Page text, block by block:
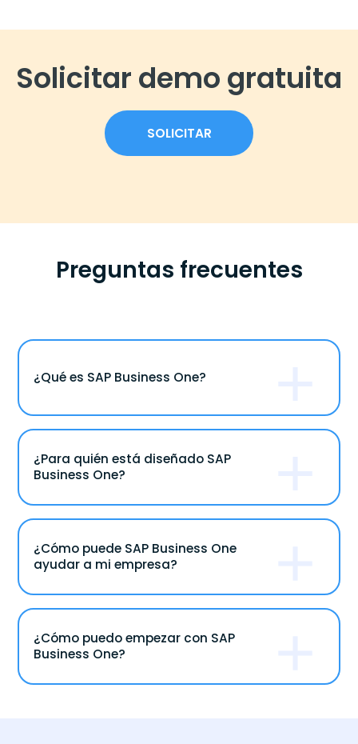
Solicitar demo gratuita
SOLICITAR
Preguntas frecuentes
¿Qué es SAP Business One?
¿Para quién está diseñado SAP
Business One?
¿Cómo puede SAP Business One
ayudar a mi empresa?
¿Cómo puedo empezar con SAP
Business One?